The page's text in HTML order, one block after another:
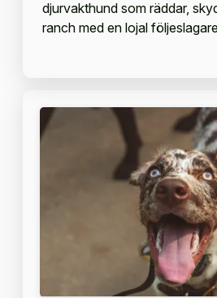
djurvakthund som räddar,
ranch med en lojal